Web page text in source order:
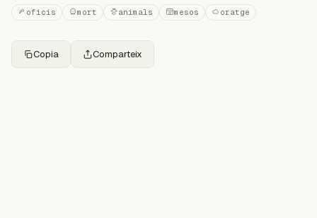
oficis mort animals mesos oratge
Copia Comparteix